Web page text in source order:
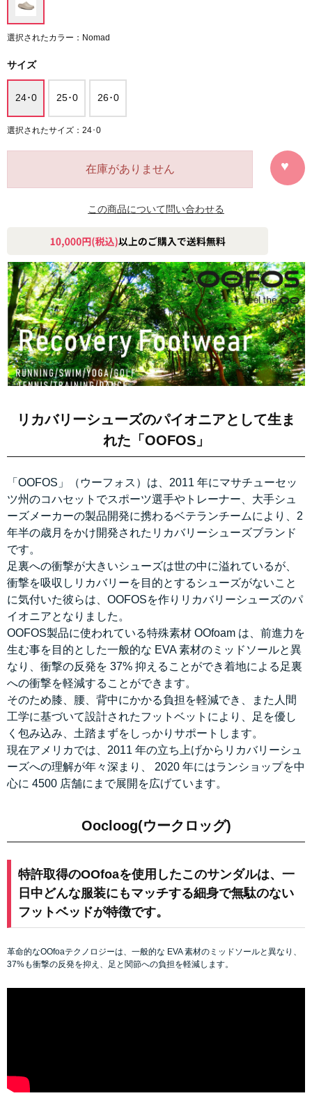
選択されたカラー：Nomad
サイズ
24･0 25･0 26･0
選択されたサイズ：24･0
在庫がありません
この商品について問い合わせる
リカバリーシューズのパイオニアとして生ま
れた「OOFOS」
「OOFOS」（ウーフォス）は、2011 年にマサチューセッ
ツ州のコハセットでスポーツ選手やトレーナー、大手シュ
ーズメーカーの製品開発に携わるベテランチームにより、2
年半の歳月をかけ開発されたリカバリーシューズブランド
です。
足裏への衝撃が大きいシューズは世の中に溢れているが、
衝撃を吸収しリカバリーを目的とするシューズがないこと
に気付いた彼らは、OOFOSを作りリカバリーシューズのパ
イオニアとなりました。
OOFOS製品に使われている特殊素材 OOfoam は、前進力を
生む事を目的とした一般的な EVA 素材のミッドソールと異
なり、衝撃の反発を 37% 抑えることができ着地による足裏
への衝撃を軽減することができます。
そのため膝、腰、背中にかかる負担を軽減でき、また人間
工学に基づいて設計されたフットベットにより、足を優し
く包み込み、土踏まずをしっかりサポートします。
現在アメリカでは、2011 年の立ち上げからリカバリーシュ
ーズへの理解が年々深まり、 2020 年にはランショップを中
心に 4500 店舗にまで展開を広げています。
Oocloog(ウークロッグ)
特許取得のOOfoaを使用したこのサンダルは、一
日中どんな服装にもマッチする細身で無駄のない
フットベッドが特徴です。
革命的なOOfoaテクノロジーは、一般的な EVA 素材のミッドソールと異なり、
37%も衝撃の反発を抑え、足と関節への負担を軽減します。